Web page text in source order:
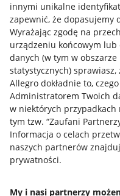
innymi unikalne
zapewnić, że dopasujemy
Wyrażając zgodę na
urządzeniu końcowym
danych (w tym w
statystycznych)
Allegro dokładnie to,
Administratorem Twoich
w niektórych przypadkach
tym tzw. “Zaufani
Informacja o celach
naszych partnerów
prywatności.
My i nasi partnerzy
Przydatne informacje
Jak to działa